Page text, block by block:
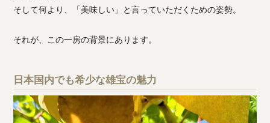
そして何より、「美味しい」と言っていただくための姿勢。
それが、この一房の背景にあります。
日本国内でも希少な雄宝の魅力